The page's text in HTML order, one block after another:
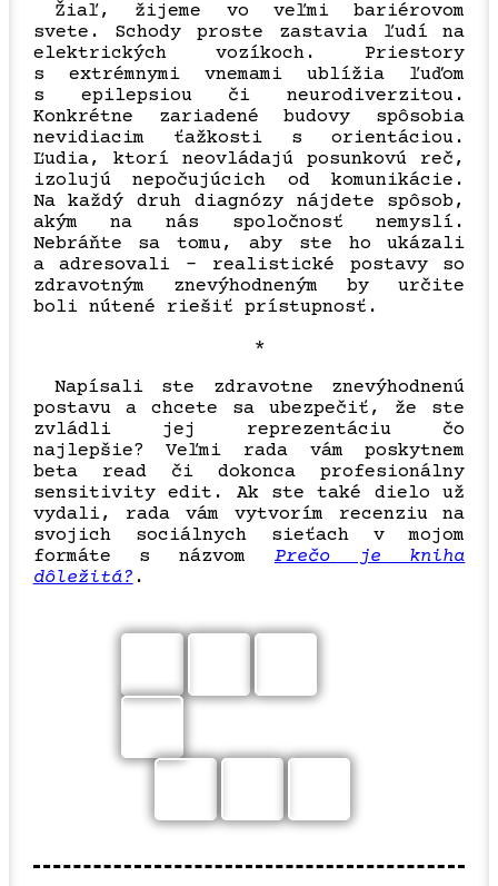
Žiaľ, žijeme vo veľmi bariérovom
svete. Schody proste zastavia ľudí na
elektrických vozíkoch. Priestory
s extrémnymi vnemami ublížia ľuďom
s epilepsiou či neurodiverzitou.
Konkrétne zariadené budovy spôsobia
nevidiacim ťažkosti s orientáciou.
Ľudia, ktorí neovládajú posunkovú reč,
izolujú nepočujúcich od komunikácie.
Na každý druh diagnózy nájdete spôsob,
akým na nás spoločnosť nemyslí.
Nebráňte sa tomu, aby ste ho ukázali
a adresovali – realistické postavy so
zdravotným znevýhodneným by určite
boli nútené riešiť prístupnosť.
*
Napísali ste zdravotne znevýhodnenú
postavu a chcete sa ubezpečiť, že ste
zvládli jej reprezentáciu čo
najlepšie? Veľmi rada vám poskytnem
beta read či dokonca profesionálny
sensitivity edit. Ak ste také dielo už
vydali, rada vám vytvorím recenziu na
svojich sociálnych sieťach v mojom
formáte s názvomPrečo je kniha
dôležitá?.